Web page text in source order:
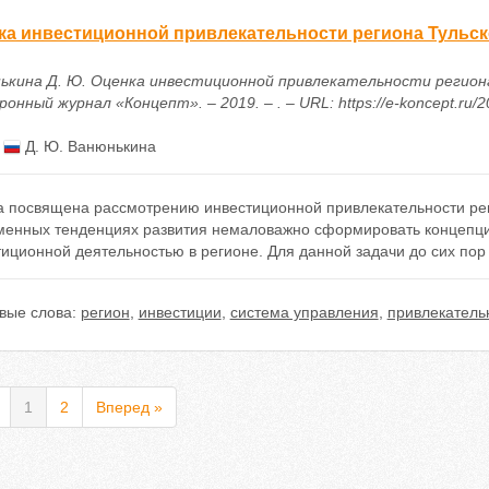
инвестиционной привлекательности региона
Д. Ю. Оценка инвестиционной привлекательности
журнал «Концепт». – 2019. – . – URL: https://e-koncept.ru/
Д. Ю. Ванюнькина
посвящена рассмотрению инвестиционной привлекательности
тенденциях развития немаловажно сформировать
деятельностью в регионе. Для данной задачи до сих
слова: регион инвестиции система управления
1 2 Вперед »